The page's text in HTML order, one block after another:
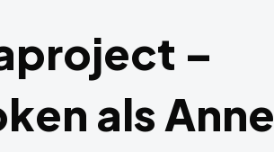
–
als Anne